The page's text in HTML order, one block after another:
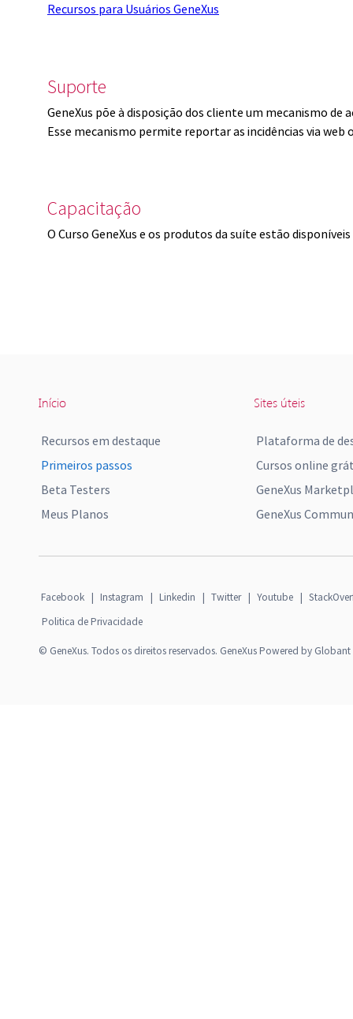
Recursos para Usuários GeneXus
Suporte
GeneXus põe à disposição dos cliente um mecanismo de
Esse mecanismo permite reportar as incidências via
Capacitação
O Curso GeneXus e os produtos da suíte estão
Início
Recursos em destaque
Primeiros passos
Beta Testers
Meus Planos
Sites úteis
Plataforma de
Cursos online
GeneXus
GeneXus
Facebook | Instagram | Linkedin | Twitter | Youtube |
Politica de Privacidade
© GeneXus. Todos os direitos reservados. GeneXus Powered by Globant